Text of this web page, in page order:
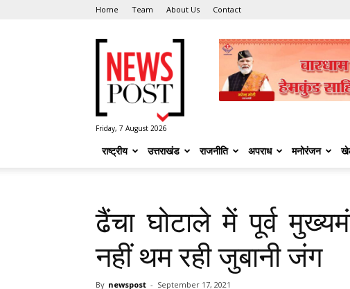
Home Team About Us Contact
Post
Friday, 7 August 2026
राष्ट्रीय उत्तराखंड राजनीति अपराध मनोरंजन
ढैंचा घोटाले में पूर्व
नहीं थम रही जुबानी जंग
By newspost - September 17, 2021